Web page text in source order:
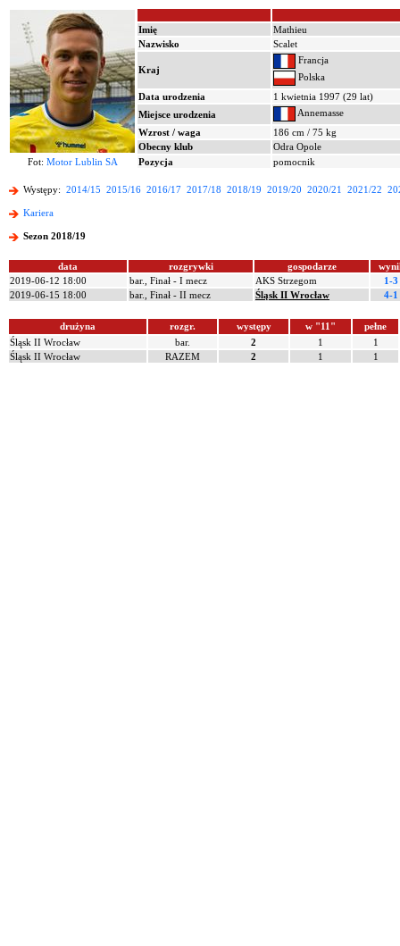
Imię
Mathieu
Nazwisko
Scalet
Kraj
Francja
Polska
Data urodzenia
1 kwietnia 1997 (29 lat)
Miejsce urodzenia
Annemasse
Wzrost / waga
186 cm / 75 kg
Obecny klub
Odra Opole
Fot: Motor Lublin SA Pozycja pomocnik
Występy: 2014/15 2015/16 2016/17 2017/18 2018/19 2019/20 2020/21 2021/22
Kariera
Sezon 2018/19
data rozgrywki gospodarze
2019-06-12 18:00
bar., Finał - I mecz AKS Strzegom
1-3
2019-06-15 18:00
bar., Finał - II mecz Śląsk II Wrocław 4-1
drużyna rozgr. występy w "11"
pełne
Śląsk II Wrocław
bar. 2 1
1
Śląsk II Wrocław
RAZEM 2 1 1